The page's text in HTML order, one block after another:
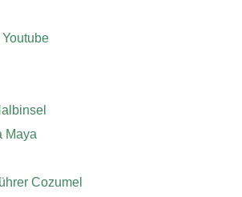
Youtube
Maya
Cozumel